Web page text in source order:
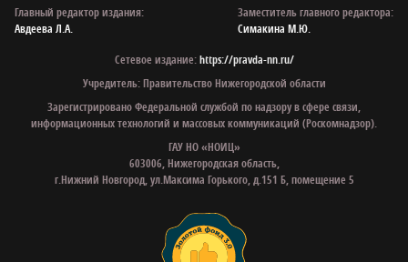
Главный редактор издания:
Авдеева Л.А.
Заместитель главного редактора:
Симакина М.Ю.
Сетевое издание:https://pravda-nn.ru/
Учредитель: Правительство Нижегородской области
Зарегистрировано Федеральной службой по надзору в сфере связи,
информационных технологий и массовых коммуникаций (Роскомнадзор).
ГАУ НО «НОИЦ»
603006, Нижегородская область,
г.Нижний Новгород, ул.Максима Горького, д.151 Б, помещение 5